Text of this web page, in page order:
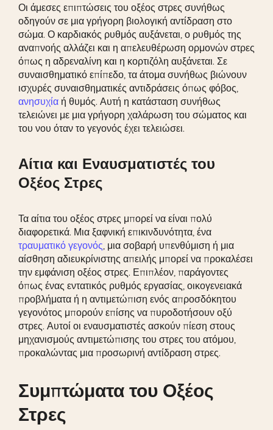
Οι άμεσες επιπτώσεις του οξέος στρες συνήθως
οδηγούν σε μια γρήγορη βιολογική αντίδραση στο
σώμα. Ο καρδιακός ρυθμός αυξάνεται, ο ρυθμός της
αναπνοής αλλάζει και η απελευθέρωση ορμονών στρες
όπως η αδρεναλίνη και η κορτιζόλη αυξάνεται. Σε
συναισθηματικό επίπεδο, τα άτομα συνήθως βιώνουν
ισχυρές συναισθηματικές αντιδράσεις όπως φόβος,
ανησυχία ή θυμός. Αυτή η κατάσταση συνήθως
τελειώνει με μια γρήγορη χαλάρωση του σώματος και
του νου όταν το γεγονός έχει τελειώσει.
Αίτια και Εναυσματιστές του
Οξέος Στρες
Τα αίτια του οξέος στρες μπορεί να είναι πολύ
διαφορετικά. Μια ξαφνική επικινδυνότητα, ένα
τραυματικό γεγονός , μια σοβαρή υπενθύμιση ή μια
αίσθηση αδιευκρίνιστης απειλής μπορεί να προκαλέσει
την εμφάνιση οξέος στρες. Επιπλέον, παράγοντες
όπως ένας εντατικός ρυθμός εργασίας, οικογενειακά
προβλήματα ή η αντιμετώπιση ενός απροσδόκητου
γεγονότος μπορούν επίσης να πυροδοτήσουν οξύ
στρες. Αυτοί οι εναυσματιστές ασκούν πίεση στους
μηχανισμούς αντιμετώπισης του στρες του ατόμου,
προκαλώντας μια προσωρινή αντίδραση στρες.
Συμπτώματα του Οξέος
Στρες